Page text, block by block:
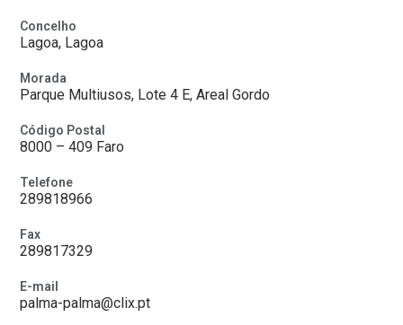
Concelho
Lagoa, Lagoa
Morada
Parque Multiusos, Lote 4 E, Areal Gordo
Código Postal
8000 – 409 Faro
Telefone
289818966
Fax
289817329
E-mail
palma-palma@clix.pt